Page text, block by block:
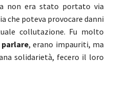
non era stato portato via
che poteva provocare danni
collutazione. Fu molto
, erano impauriti, ma
solidarietà, fecero il loro